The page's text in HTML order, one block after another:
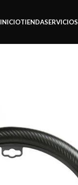
INICIOTIENDASERVICIOS